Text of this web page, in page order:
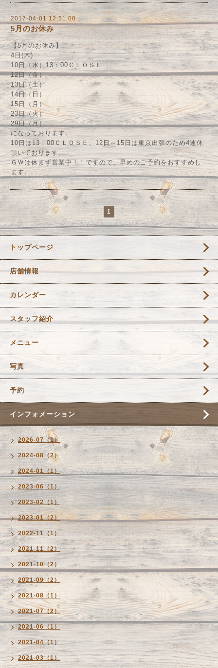
2017-04-01 12:51:00
5月のお休み
【5月のお休み】
4日(木)
10日（水）13：00ＣＬＯＳＥ
12日（金）
13日（土）
14日（日）
15日（月）
23日（火）
29日（月）
になっております。
10日は13：00ＣＬＯＳＥ、12日～15日は東京出張のため4連休
頂いております。
ＧＷは休まず営業中！！ですので、早めのご予約をおすすめし
ます。
1
トップページ
店舗情報
カレンダー
スタッフ紹介
メニュー
写真
予約
インフォメーション
2026-07（1）
2024-08（2）
2024-01（1）
2023-06（1）
2023-02（1）
2023-01（2）
2022-11（1）
2021-11（2）
2021-10（2）
2021-09（2）
2021-08（1）
2021-07（2）
2021-06（1）
2021-04（1）
2021-03（1）